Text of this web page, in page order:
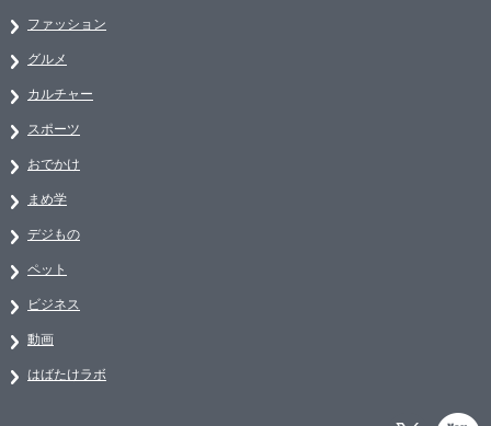
ファッション
グルメ
カルチャー
スポーツ
おでかけ
まめ学
デジもの
ペット
ビジネス
動画
はばたけラボ